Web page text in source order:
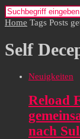
Home Tags Posts
Self
Neuigkeiten
Reload
nach